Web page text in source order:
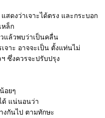
สดงว่าเจาะได้ตรง และกระบอก
หล็ก
แล้วพบว่าเป็นคลื่น
จาะ อาจจะเป็น ตั้งแท่นไม่
ซึ่งควรจะปรับปรุง
อยๆ
ด้ แน่นอนว่า
กันไป ตามทักษะ